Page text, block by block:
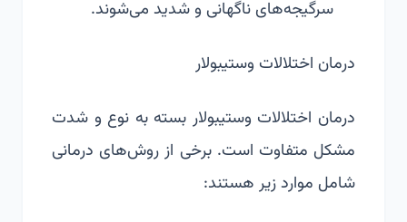
سرگیجه‌های ناگهانی و شدید می‌شوند.
درمان اختلالات وستیبولار
درمان اختلالات وستیبولار بسته به نوع و شدت
مشکل متفاوت است. برخی از روش‌های درمانی
شامل موارد زیر هستند: